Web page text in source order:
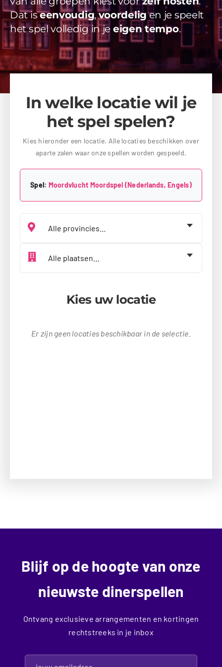
Videos
Uitjes
Beschikbaarheid Aanvragen
Dat iseenvoudig,voordeligen je speelt
het spel volledig in je eigen tempo.
In welke locatie wil je
het spel spelen?
Kies hieronder een locatie. Alle locaties beschikken over
aparte zalen waar onze spellen worden gespeeld.
Spel: Moordvlucht Moordspel (Nederlands, Engels)
Kies jouw provincie
Kies jouw plaats
Kies uw locatie
Er zijn geen locaties beschikbaar in de selectie.
Blijf op de hoogte van onze
nieuwste dinerspellen
Ontvang exclusieve arrangementen en kortingen
rechtstreeks in je inbox